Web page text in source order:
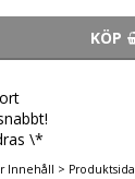
KÖP
\*
Innehåll > Produktsida